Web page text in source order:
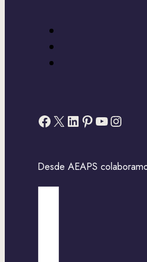
Facebook
X LinkedIn
Pinterest
YouTube
Desde AEAPS